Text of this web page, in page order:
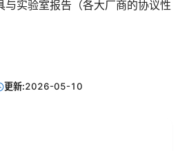
与实验室报告（各大厂商的协议性
更新:2026-05-10